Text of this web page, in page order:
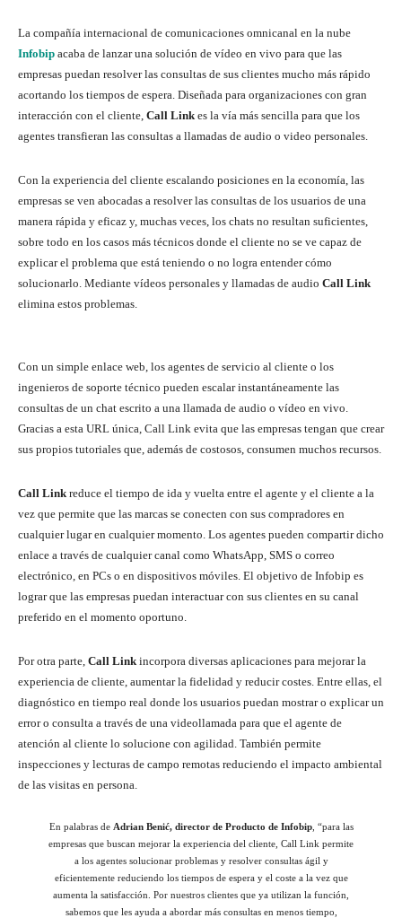
La compañía internacional de comunicaciones omnicanal en la nube
Infobip acaba de lanzar una solución de vídeo en vivo para que las
empresas puedan resolver las consultas de sus clientes mucho más rápido
acortando los tiempos de espera. Diseñada para organizaciones con gran
interacción con el cliente, Call Link es la vía más sencilla para que los
agentes transfieran las consultas a llamadas de audio o video personales.
Con la experiencia del cliente escalando posiciones en la economía, las
empresas se ven abocadas a resolver las consultas de los usuarios de una
manera rápida y eficaz y, muchas veces, los chats no resultan suficientes,
sobre todo en los casos más técnicos donde el cliente no se ve capaz de
explicar el problema que está teniendo o no logra entender cómo
solucionarlo. Mediante vídeos personales y llamadas de audio Call Link
elimina estos problemas.
Con un simple enlace web, los agentes de servicio al cliente o los
ingenieros de soporte técnico pueden escalar instantáneamente las
consultas de un chat escrito a una llamada de audio o vídeo en vivo.
Gracias a esta URL única, Call Link evita que las empresas tengan que crear
sus propios tutoriales que, además de costosos, consumen muchos recursos.
Call Link reduce el tiempo de ida y vuelta entre el agente y el cliente a la
vez que permite que las marcas se conecten con sus compradores en
cualquier lugar en cualquier momento. Los agentes pueden compartir dicho
enlace a través de cualquier canal como WhatsApp, SMS o correo
electrónico, en PCs o en dispositivos móviles. El objetivo de Infobip es
lograr que las empresas puedan interactuar con sus clientes en su canal
preferido en el momento oportuno.
Por otra parte, Call Link incorpora diversas aplicaciones para mejorar la
experiencia de cliente, aumentar la fidelidad y reducir costes. Entre ellas, el
diagnóstico en tiempo real donde los usuarios puedan mostrar o explicar un
error o consulta a través de una videollamada para que el agente de
atención al cliente lo solucione con agilidad. También permite
inspecciones y lecturas de campo remotas reduciendo el impacto ambiental
de las visitas en persona.
En palabras de Adrian Benić, director de Producto de Infobip, “para las
empresas que buscan mejorar la experiencia del cliente, Call Link permite
a los agentes solucionar problemas y resolver consultas ágil y
eficientemente reduciendo los tiempos de espera y el coste a la vez que
aumenta la satisfacción. Por nuestros clientes que ya utilizan la función,
sabemos que les ayuda a abordar más consultas en menos tiempo,